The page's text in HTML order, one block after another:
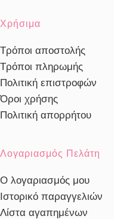
Χρήσιμα
Τρόποι αποστολής
Τρόποι πληρωμής
Πολιτική επιστροφών
Όροι χρήσης
Πολιτική απορρήτου
Λογαριασμός Πελάτη
Ο λογαριασμός μου
Ιστορικό παραγγελιών
Λίστα αγαπημένων